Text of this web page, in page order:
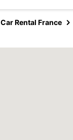
Car Rental France